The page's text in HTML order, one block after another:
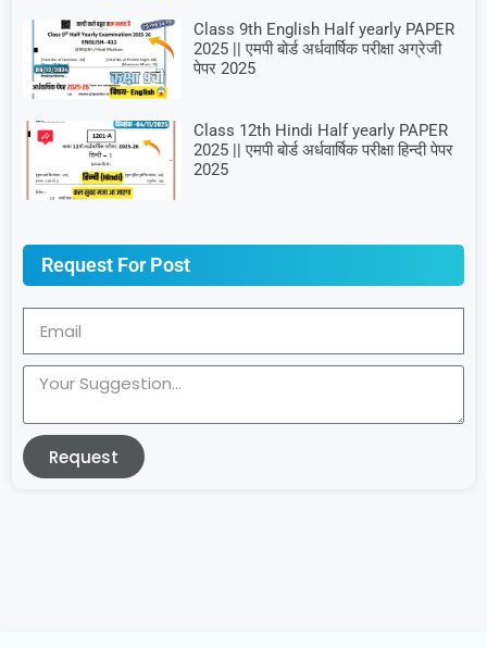
Class 9th English Half yearly PAPER
2025 || एमपी बोर्ड अर्धवार्षिक परीक्षा अग्रेजी
पेपर 2025
Class 12th Hindi Half yearly PAPER
2025 || एमपी बोर्ड अर्धवार्षिक परीक्षा हिन्दी पेपर
2025
Request For Post
Request